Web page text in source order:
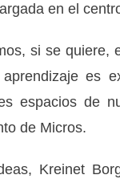
en el
si se quiere,
es
espacios de
de Micros.
Kreinet